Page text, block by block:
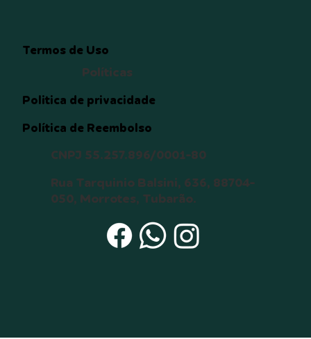
Termos de Uso
Política de Reembolso
Politica de privacidade
Políticas
CNPJ 55.257.896/0001-80
Rua Tarquinio Balsini, 636, 88704-
050, Morrotes, Tubarão.